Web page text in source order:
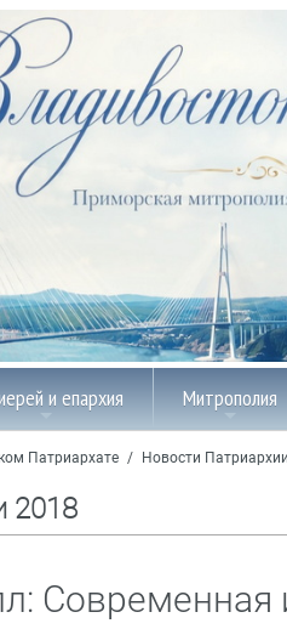
и епархия Митрополия
Патриархате / Новости
2018
Современная